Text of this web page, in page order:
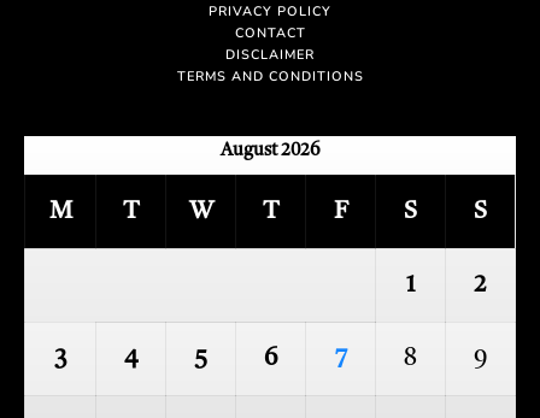
PRIVACY POLICY
CONTACT
DISCLAIMER
TERMS AND CONDITIONS
August 2026
M T W T F S S
1 2
3 4 5 6 7 8 9